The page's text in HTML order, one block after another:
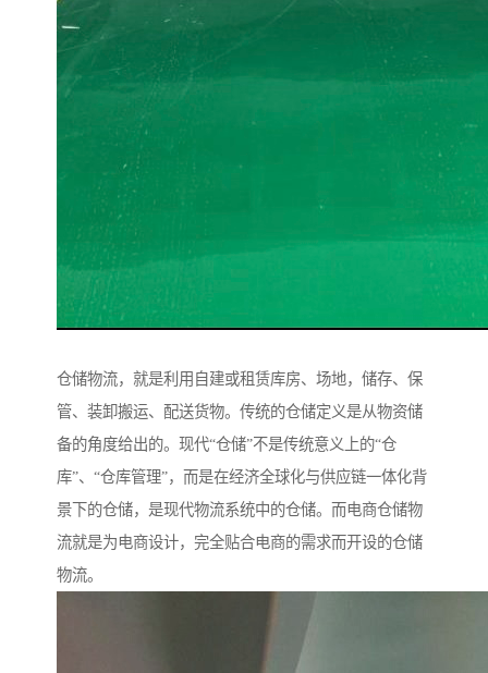
仓储物流，就是利用自建或租赁库房、场地，储存、保
管、装卸搬运、配送货物。传统的仓储定义是从物资储
备的角度给出的。现代“仓储”不是传统意义上的“仓
库”、“仓库管理”，而是在经济全球化与供应链一体化背
景下的仓储，是现代物流系统中的仓储。而电商仓储物
流就是为电商设计，完全贴合电商的需求而开设的仓储
物流。